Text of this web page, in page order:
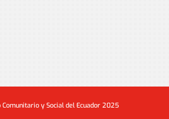
Comunitario y Social del Ecuador 2025